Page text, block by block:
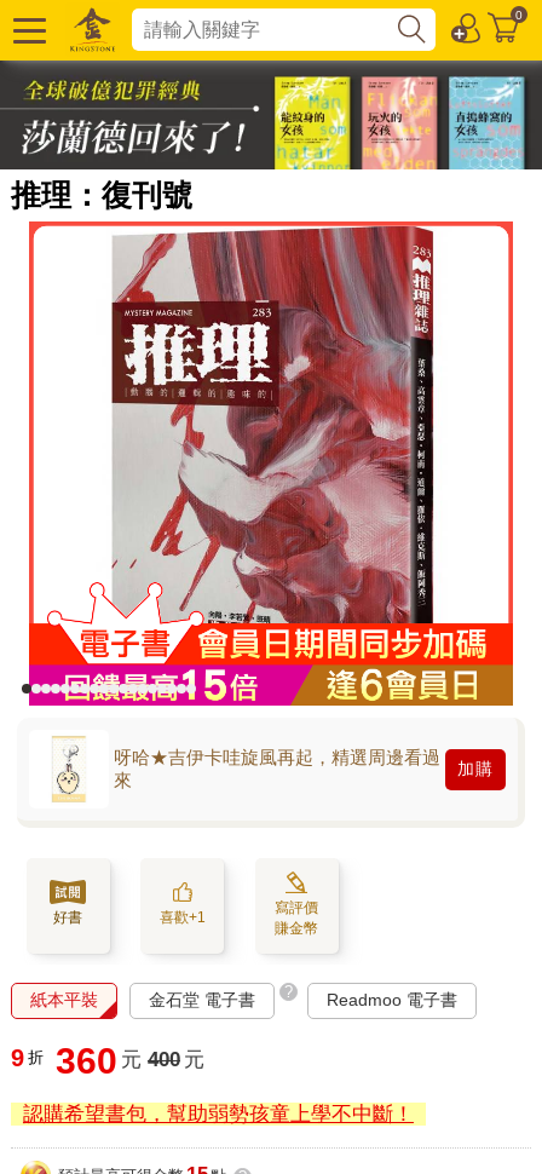
0
推理：復刊號
呀哈★吉伊卡哇旋風再起，精選周邊看過
來
加購
好書 喜歡+1
寫評價
賺金幣
紙本平裝 金石堂 電子書 ? Readmoo 電子書
9 折 360 元 400 元
認購希望書包，幫助弱勢孩童上學不中斷！